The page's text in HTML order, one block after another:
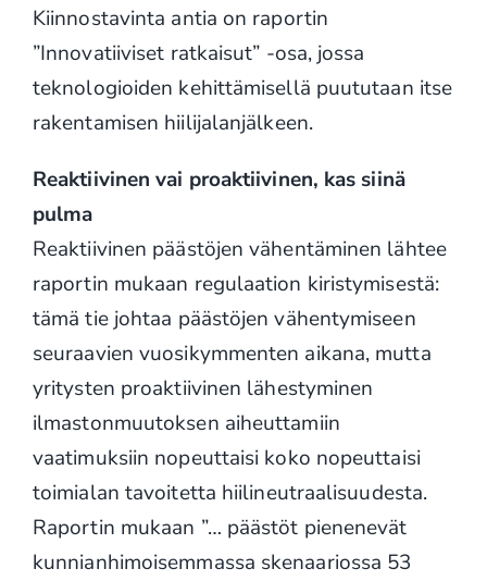
Kiinnostavinta antia on raportin
”Innovatiiviset ratkaisut” -osa, jossa
teknologioiden kehittämisellä puututaan itse
rakentamisen hiilijalanjälkeen.
Reaktiivinen vai proaktiivinen, kas siinä
pulma
Reaktiivinen päästöjen vähentäminen lähtee
raportin mukaan regulaation kiristymisestä:
tämä tie johtaa päästöjen vähentymiseen
seuraavien vuosikymmenten aikana, mutta
yritysten proaktiivinen lähestyminen
ilmastonmuutoksen aiheuttamiin
vaatimuksiin nopeuttaisi koko nopeuttaisi
toimialan tavoitetta hiilineutraalisuudesta.
Raportin mukaan ”… päästöt pienenevät
kunnianhimoisemmassa skenaariossa 53